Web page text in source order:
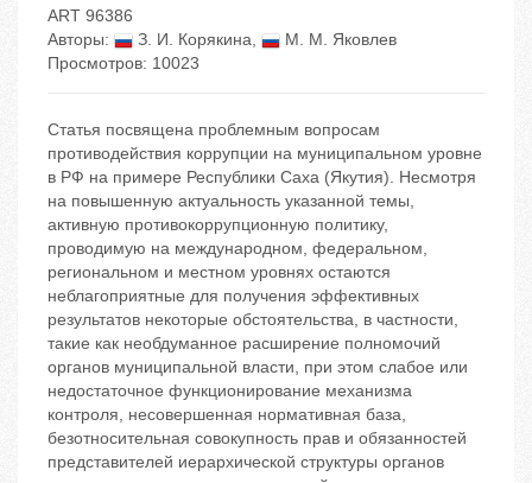
ART 96386
Авторы:
З. И. Корякина,
М. М. Яковлев
Просмотров: 10023
Статья посвящена проблемным вопросам
противодействия коррупции на муниципальном уровне
в РФ на примере Республики Саха (Якутия). Несмотря
на повышенную актуальность указанной темы,
активную противокоррупционную политику,
проводимую на международном, федеральном,
региональном и местном уровнях остаются
неблагоприятные для получения эффективных
результатов некоторые обстоятельства, в частности,
такие как необдуманное расширение полномочий
органов муниципальной власти, при этом слабое или
недостаточное функционирование механизма
контроля, несовершенная нормативная база,
безотносительная совокупность прав и обязанностей
представителей иерархической структуры органов